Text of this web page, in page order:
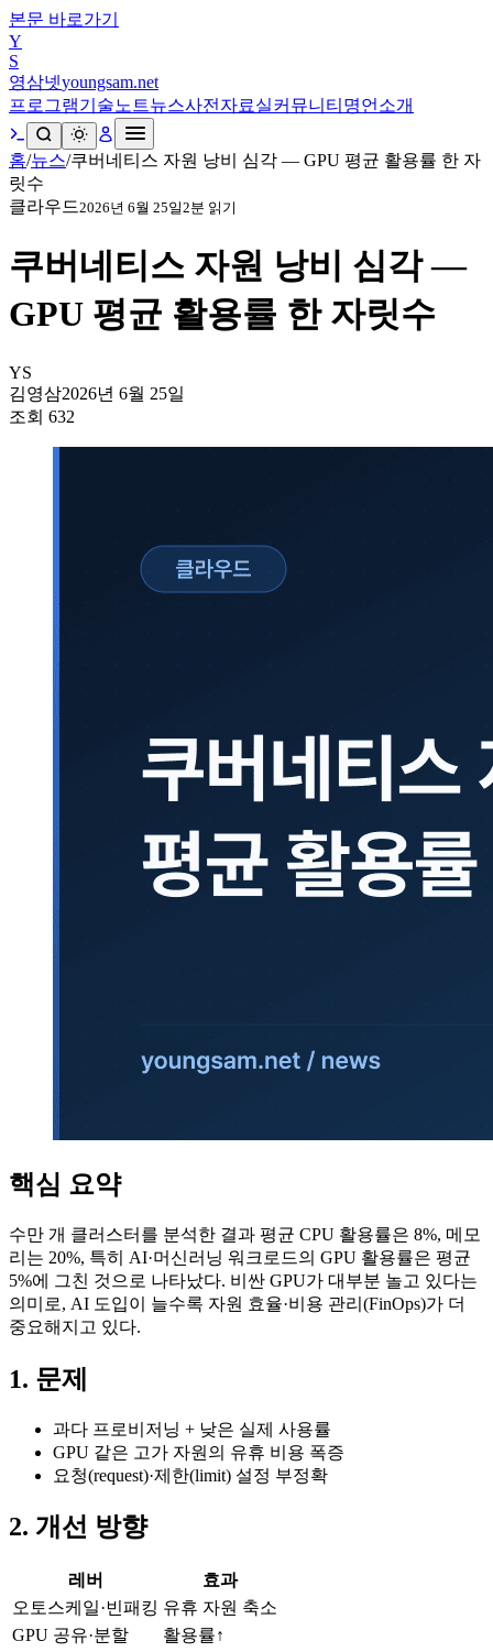
본문 바로가기
Y
S
영삼넷youngsam.net
프로그램기술노트뉴스사전 자료실커뮤니티 명언 소개
홈/뉴스/쿠버네티스 자원 낭비 심각 — GPU 평균 활용률 한 자
릿수
클라우드2026년 6월 25일2분 읽기
쿠버네티스 자원 낭비 심각 —
GPU 평균 활용률 한 자릿수
YS
김영삼2026년 6월 25일
조회 632
핵심 요약
수만 개 클러스터를 분석한 결과 평균 CPU 활용률은 8%, 메모
리는 20%, 특히 AI·머신러닝 워크로드의 GPU 활용률은 평균
5%에 그친 것으로 나타났다. 비싼 GPU가 대부분 놀고 있다는
의미로, AI 도입이 늘수록 자원 효율·비용 관리(FinOps)가 더
중요해지고 있다.
1. 문제
과다 프로비저닝 + 낮은 실제 사용률
GPU 같은 고가 자원의 유휴 비용 폭증
요청(request)·제한(limit) 설정 부정확
2. 개선 방향
레버
효과
오토스케일·빈패킹 유휴 자원 축소
GPU 공유·분할
활용률↑